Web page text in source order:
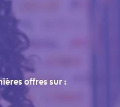
offres sur :